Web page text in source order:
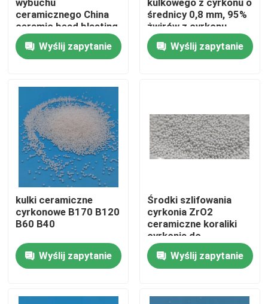
O nas
Kontrola jakości
Skontaktuj się z nami
Poprosić o wycenę
Ceramiczne środki do piaskowania
Ceramiczne kulki do piaskowania
Ceramiczne ścierniwo do piaskowania
wybuchu
ceramicznego China
ceramic bead blasting
factory
Wyślij zapytanie
kulkowego z cyrkonu o
średnicy 0,8 mm, 95%
żwirów z cyrkonu,
szlifowanie 3,0 mm
Wyślij zapytanie
kulki ceramiczne
cyrkonowe B170 B120
B60 B40
Wyślij zapytanie
Środki szlifowania
cyrkonia ZrO2
ceramiczne koraliki
cyrkonia do
piaszczeniowania
dostawcaWyślij zapytanie